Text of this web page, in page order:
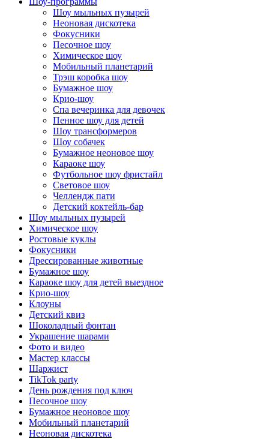
Шоу мыльных пузырей
Неоновая дискотека
Фокусники
Песочное шоу
Химическое шоу
Мобильный планетарий
Трэш коробка шоу
Бумажное шоу
Крио-шоу
Спа вечеринка для девочек
Пенное шоу для детей
Шоу трансформеров
Шоу собачек
Бумажное неоновое шоу
Караоке шоу
Футбольное шоу фристайл
Световое шоу
Челлендж пати
Детский коктейль-бар
Шоу мыльных пузырей
Химическое шоу
Ростовые куклы
Фокусники
Дрессированные животные
Бумажное шоу
Караоке шоу для детей выездное
Крио-шоу
Клоуны
Детский квиз
Шоколадный фонтан
Украшение шарами
Фото и видео
Мастер классы
Шаржист
TikTok party
День рождения под ключ
Песочное шоу
Бумажное неоновое шоу
Мобильный планетарий
Неоновая дискотека